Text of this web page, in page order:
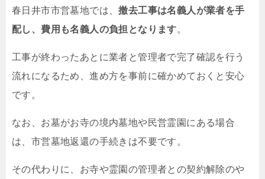
春日井市市営墓地では、撤去工事は名義人が業者を手
配し、費用も名義人の負担となります。
工事が終わったあとに業者と管理者で完了確認を行う
流れになるため、進め方を事前に確かめておくと安心
です。
なお、お墓がお寺の境内墓地や民営霊園にある場合
は、市営墓地返還の手続きは不要です。
その代わりに、お寺や霊園の管理者との契約解除のや